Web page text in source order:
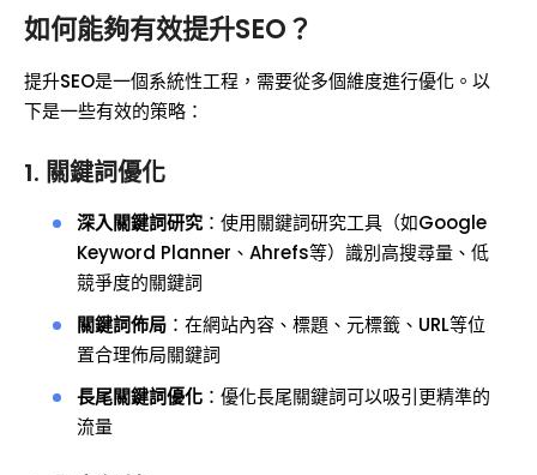
如何能夠有效提升SEO？
提升SEO是一個系統性工程，需要從多個維度進行優化。以
下是一些有效的策略：
1. 關鍵詞優化
深入關鍵詞研究 ：使用關鍵詞研究工具（如Google
Keyword Planner、Ahrefs等）識別高搜尋量、低
競爭度的關鍵詞
關鍵詞佈局 ：在網站內容、標題、元標籤、URL等位
置合理佈局關鍵詞
長尾關鍵詞優化 ：優化長尾關鍵詞可以吸引更精準的
流量